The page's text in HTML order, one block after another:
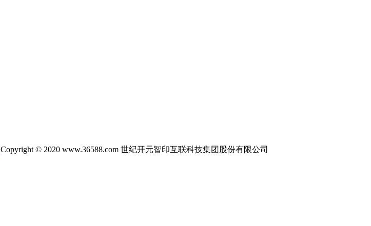
Copyright © 2020 www.36588.com 世纪开元智印互联科技集团股份有限公司